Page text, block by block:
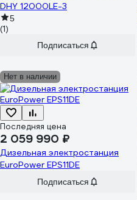
DHY 12000LE-3
5
(1)
Подписаться
Нет в наличии
Последняя цена
2 059 990 ₽
Дизельная электростанция
EuroPower EPS11DE
Подписаться